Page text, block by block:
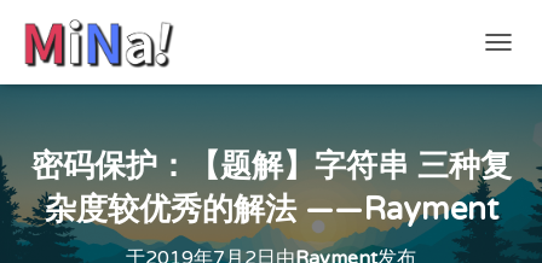
换
密码保护：【题解】字符串 三种复
杂度较优秀的解法 ——Rayment
于2019年7月2日由Rayment发布